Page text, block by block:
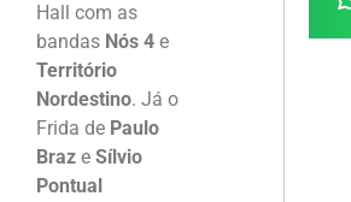
Hall com as
bandas Nós 4 e
Território
Nordestino. Já o
Frida de Paulo
Braz e Sílvio
Pontual